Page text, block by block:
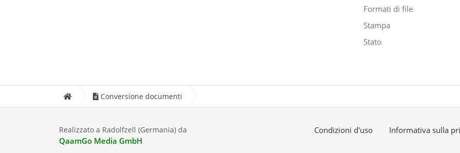
Formati di file
Stampa
Stato
Conversione documenti
Realizzato a Radolfzell (Germania) da
QaamGo Media GmbH
Condizioni d'uso Informativa sulla